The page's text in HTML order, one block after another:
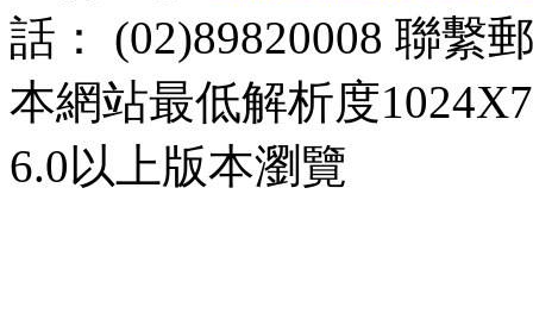
話： (02)89820008 聯繫
本網站最低解析度
6.0以上版本瀏覽